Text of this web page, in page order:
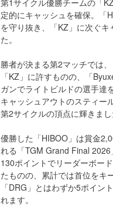
定的にキャッシュを確保。「
を守り抜き、「KZ」に次ぐ
た。
勝者が決まる第2マッチでは
「KZ」に許すものの、「
ガンでライトビルドの選手達
キャッシュアウトのスティー
第2サイクルの頂点に輝きま
優勝した「HIBOO」は賞金
れる「TGM Grand Final
130ポイントでリーダーボー
たものの、累計では首位をキ
「DRG」とはわずか5ポイン
れます。